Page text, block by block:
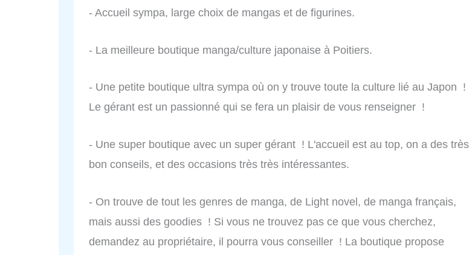
- Accueil sympa, large choix de mangas et de figurines.
- La meilleure boutique manga/culture japonaise à Poitiers.
- Une petite boutique ultra sympa où on y trouve toute la culture lié au Japon !
Le gérant est un passionné qui se fera un plaisir de vous renseigner !
- Une super boutique avec un super gérant ! L'accueil est au top, on a des très
bon conseils, et des occasions très très intéressantes.
- On trouve de tout les genres de manga, de Light novel, de manga français,
mais aussi des goodies ! Si vous ne trouvez pas ce que vous cherchez,
demandez au propriétaire, il pourra vous conseiller ! La boutique propose